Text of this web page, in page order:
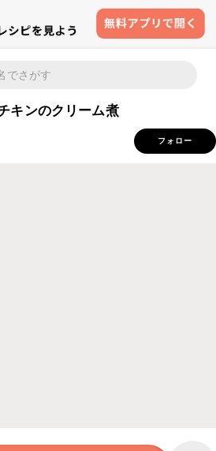
キンのクリーム煮
フォロー